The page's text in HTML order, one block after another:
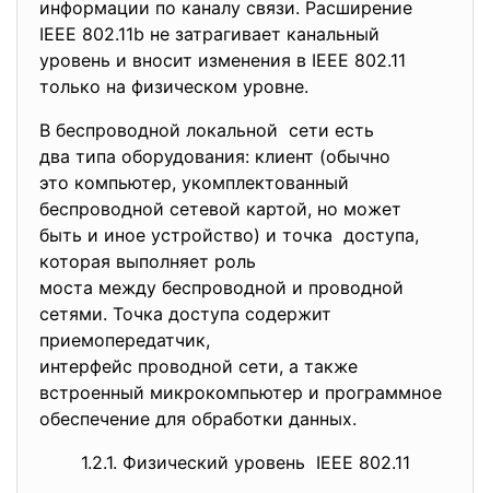
информации по каналу связи. Расширение
IEEE 802.11b не затрагивает канальный
уровень и вносит изменения в IEEE 802.11
только на физическом уровне.
В беспроводной локальной сети есть
два типа оборудования: клиент (обычно
это компьютер, укомплектованный
беспроводной сетевой картой, но может
быть и иное устройство) и точка доступа,
которая выполняет роль
моста между беспроводной и проводной
сетями. Точка доступа содержит
приемопередатчик,
интерфейс проводной сети, а также
встроенный микрокомпьютер и программное
обеспечение для обработки данных.
1.2.1. Физический уровень IEEE 802.11